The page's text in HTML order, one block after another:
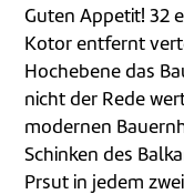
Guten Appetit! 32
Kotor entfernt
Hochebene das
nicht der Rede
modernen
Schinken des
Prsut in jedem